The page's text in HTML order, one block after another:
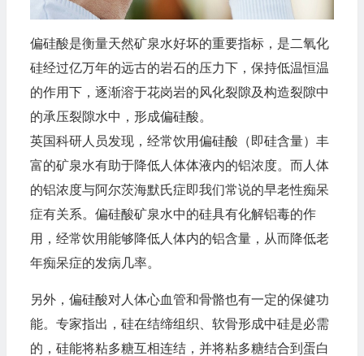
偏硅酸是衡量天然矿泉水好坏的重要指标，是二氧化
硅经过亿万年的远古的岩石的压力下，保持低温恒温
的作用下，逐渐溶于花岗岩的风化裂隙及构造裂隙中
的承压裂隙水中，形成偏硅酸。
英国科研人员发现，经常饮用偏硅酸（即硅含量）丰
富的矿泉水有助于降低人体体液内的铝浓度。而人体
的铝浓度与阿尔茨海默氏症即我们常说的早老性痴呆
症有关系。偏硅酸矿泉水中的硅具有化解铝毒的作
用，经常饮用能够降低人体内的铝含量，从而降低老
年痴呆症的发病几率。
另外，偏硅酸对人体心血管和骨骼也有一定的保健功
能。专家指出，硅在结缔组织、软骨形成中硅是必需
的，硅能将粘多糖互相连结，并将粘多糖结合到蛋白